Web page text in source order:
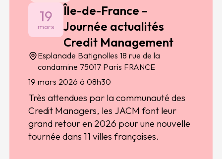
19
mars
Île-de-France –
Journée actualités
Credit Management
Esplanade Batignolles 18 rue de la
condamine 75017 Paris FRANCE
19 mars 2026 à 08h30
Très attendues par la communauté des
Credit Managers, les JACM font leur
grand retour en 2026 pour une nouvelle
tournée dans 11 villes françaises.